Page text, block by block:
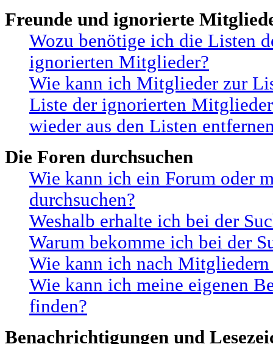
Freunde und ignorierte
Wozu benötige ich die Listen
ignorierten Mitglieder?
Wie kann ich Mitglieder zur
Liste der ignorierten
wieder aus den Listen
Die Foren durchsuchen
Wie kann ich ein Forum oder
durchsuchen?
Weshalb erhalte ich bei der
Warum bekomme ich bei der
Wie kann ich nach Mitgliedern
Wie kann ich meine eigenen
finden?
Benachrichtigungen und